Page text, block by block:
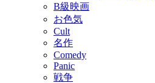
B級映画
お色気
Cult
名作
Comedy
Panic
戦争